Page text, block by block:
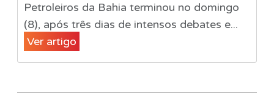
Petroleiros da Bahia terminou no domingo
(8), após três dias de intensos debates e...
Ver artigo